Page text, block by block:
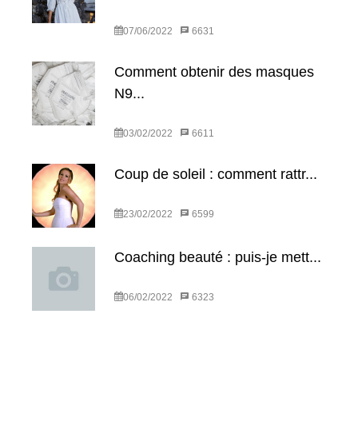
07/06/2022 6631
Comment obtenir des masques
N9...
03/02/2022 6611
Coup de soleil : comment rattr...
23/02/2022 6599
Coaching beauté : puis-je mett...
06/02/2022 6323